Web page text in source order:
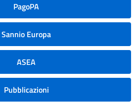
PagoPA
Sannio Europa
ASEA
Pubblicazioni